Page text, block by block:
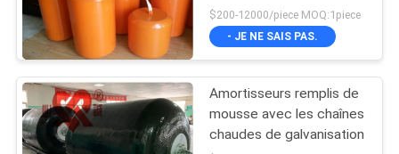
$200-12000/piece MOQ:1piece
- JE NE SAIS PAS.
Amortisseurs remplis de
mousse avec les chaînes
chaudes de galvanisation